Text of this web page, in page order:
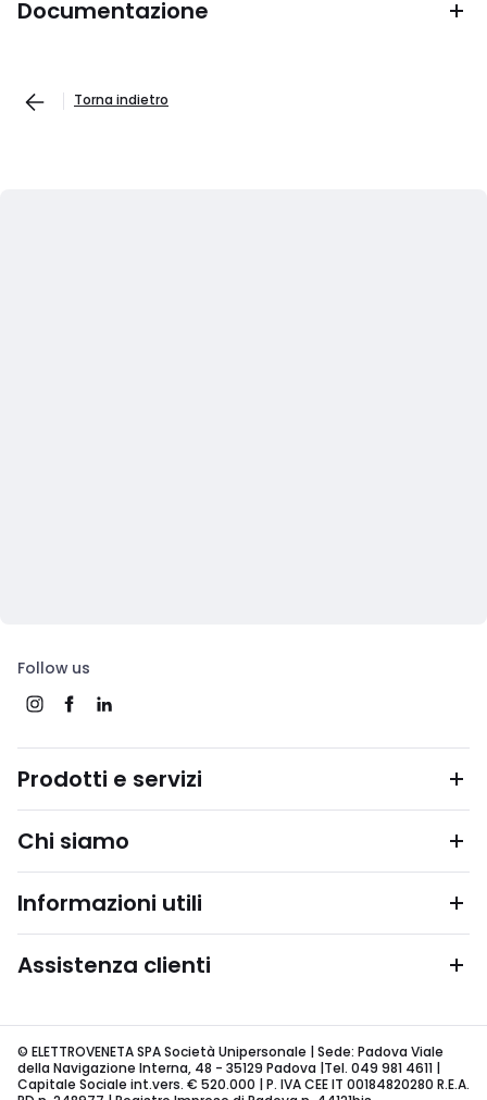
Documentazione
Torna indietro
Follow us
Prodotti e servizi
Chi siamo
Informazioni utili
Assistenza clienti
© ELETTROVENETA SPA Società Unipersonale | Sede: Padova Viale
della Navigazione Interna, 48 - 35129 Padova |Tel. 049 981 4611 |
Capitale Sociale int.vers. € 520.000 | P. IVA CEE IT 00184820280 R.E.A.